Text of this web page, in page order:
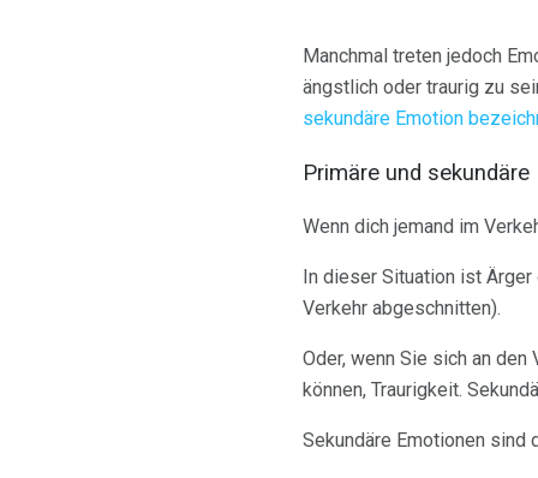
Manchmal treten jedoch
ängstlich oder traurig zu
sekundäre Emotion
Primäre und
Wenn dich jemand im
In dieser Situation ist
Verkehr abgeschnitten).
Oder, wenn Sie sich an
können, Traurigkeit.
Sekundäre Emotionen sind